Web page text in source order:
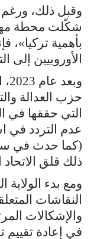
وقبل ذلك، ورغم
شكّلت محطة
بأهمية تركيا»،
الأوروبيين إلى
التي حققها في
عدم التردد في
(كما حدث في
ذلك قلق
ومع بدء الولاية
النقاشات
والإشكالات
في إعادة